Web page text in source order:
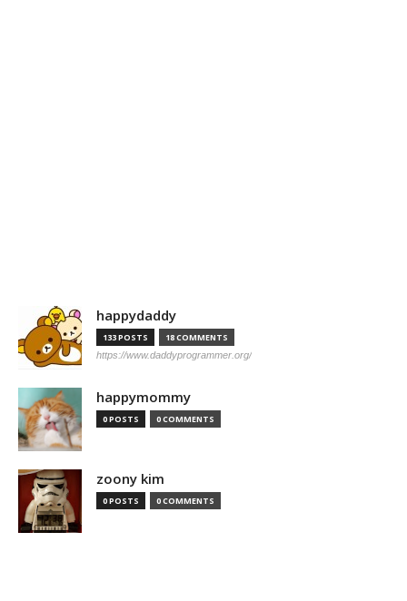
happydaddy
133 POSTS 18 COMMENTS
https://www.daddyprogrammer.org/
happymommy
0 POSTS 0 COMMENTS
zoony kim
0 POSTS 0 COMMENTS